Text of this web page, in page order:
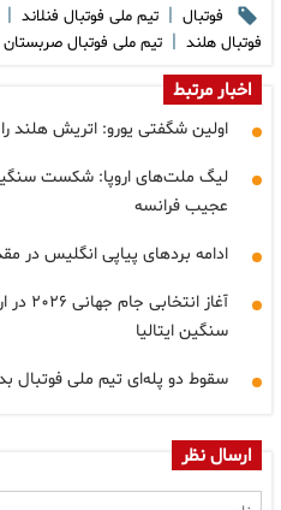
فوتبال | تیم ملی فوتبال فنلاند |
فوتبال هلند | تیم ملی فوتبال صربستان
اخبار مرتبط
اولین شگفتی یورو: اتریش هلند
لیگ ملت‌های اروپا: شکست
عجیب فرانسه
ادامه بردهای پیاپی انگلیس در
آغاز
سنگین ایتالیا
سقوط دو پله‌ای تیم ملی فوتبال
ارسال نظر